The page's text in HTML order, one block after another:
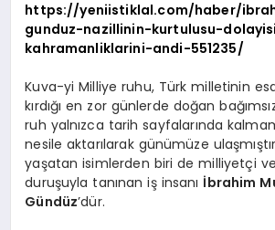
https://yeniistiklal.com/haber/
gunduz-nazillinin-kurtulusu-
kahramanliklarini-andi-551235/
Kuva-yi Milliye ruhu, Türk milletinin
kırdığı en zor günlerde doğan
ruh yalnızca tarih sayfalarında
nesile aktarılarak günümüze
yaşatan isimlerden biri de milliyetçi
duruşuyla tanınan iş insanı İbrahim
Gündüz’dür.